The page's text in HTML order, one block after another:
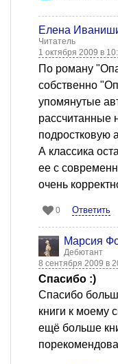
Елена
Читатель
1 октября 2009 в
По роману
собственно
упомянутые
рассчитанные
подростковую
А классика
ее с
очень
0 Ответить
Марсия
Дебютант
8 сентября 2009 в
Спасибо :)
Спасибо
книги к моему
ещё больше